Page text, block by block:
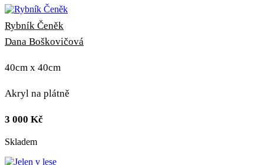
Rybník Čeněk
Dana Boškovičová
40cm x 40cm
Akryl na plátně
3 000 Kč
Skladem